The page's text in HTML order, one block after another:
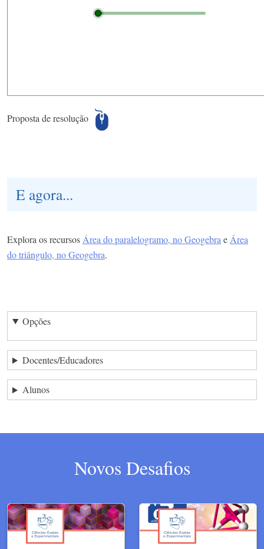
Proposta de resolução
E agora...
Explora os recursos Área do paralelogramo, no Geogebra e Área
do triângulo, no Geogebra.
Opções
Docentes/Educadores
Alunos
Novos Desafios